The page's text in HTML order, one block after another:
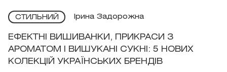
СТИЛЬНИЙ Ірина Задорожна
ЕФЕКТНІ ВИШИВАНКИ, ПРИКРАСИ З
АРОМАТОМ І ВИШУКАНІ СУКНІ: 5 НОВИХ
КОЛЕКЦІЙ УКРАЇНСЬКИХ БРЕНДІВ